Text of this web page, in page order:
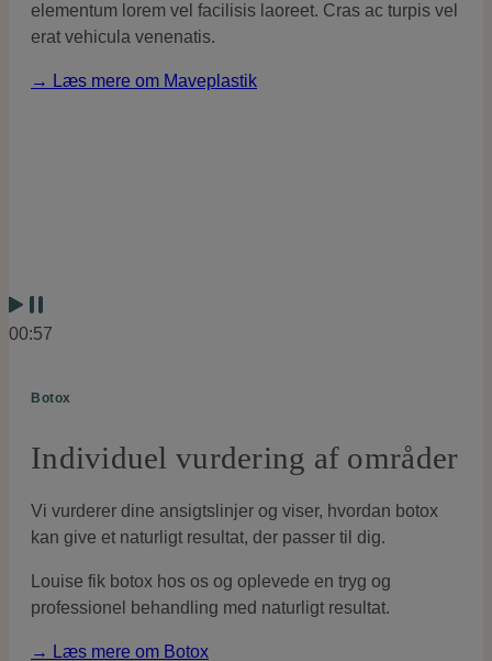
elementum lorem vel facilisis laoreet. Cras ac turpis vel
erat vehicula venenatis.
→ Læs mere om Maveplastik
00:57
Botox
Individuel vurdering af områder
Vi vurderer dine ansigtslinjer og viser, hvordan botox
kan give et naturligt resultat, der passer til dig.
Louise fik botox hos os og oplevede en tryg og
professionel behandling med naturligt resultat.
→ Læs mere om Botox